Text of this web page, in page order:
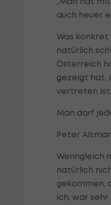
auch heuer
Was konkret
natürlich
Österreich
gezeigt hat,
vertreten
Man darf
Peter
Wenngleich
natürlich
gekommen,
ich, war